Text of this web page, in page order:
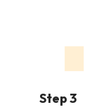
Step 3